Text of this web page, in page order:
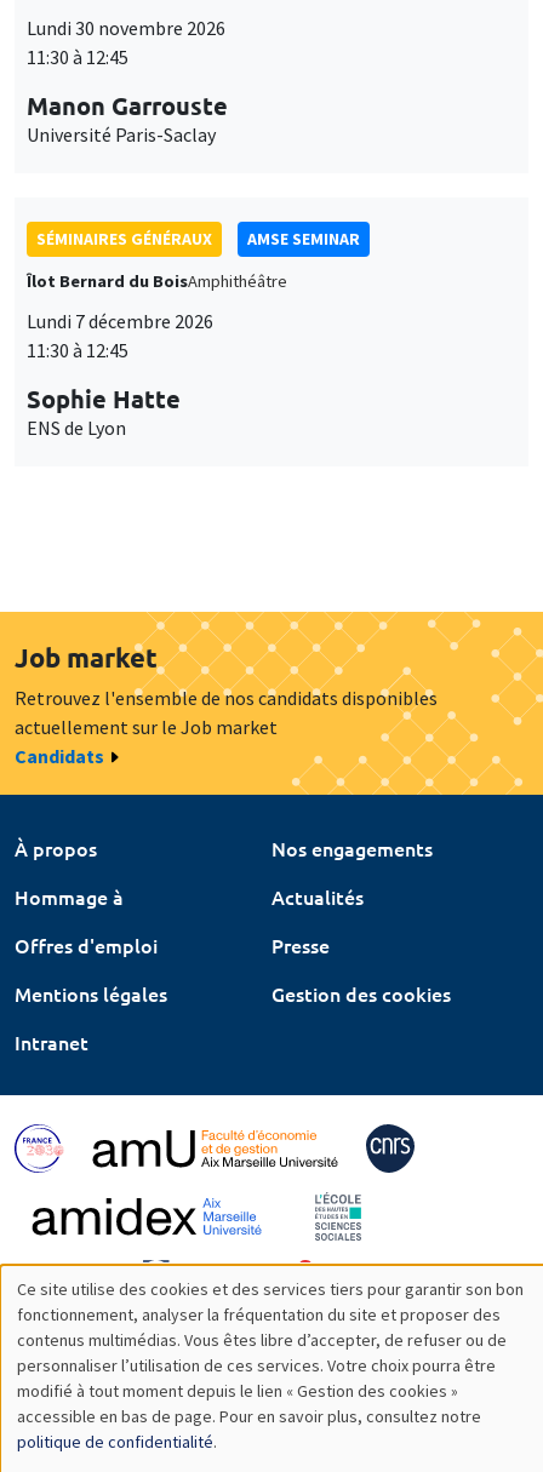
Lundi 30 novembre 2026
11:30 à 12:45
Manon Garrouste
Université Paris-Saclay
SÉMINAIRES GÉNÉRAUX
AMSE SEMINAR
Îlot Bernard du BoisAmphithéâtre
Lundi 7 décembre 2026
11:30 à 12:45
Sophie Hatte
ENS de Lyon
Job market
Retrouvez l'ensemble de nos candidats disponibles
actuellement sur le Job market
Candidats
À propos
Nos engagements
Hommage à
Actualités
Offres d'emploi
Presse
Mentions légales
Gestion des cookies
Intranet
Utilisation
des
données
personnelles
Ce site utilise des cookies et des services tiers pour garantir son bon
fonctionnement, analyser la fréquentation du site et proposer des
contenus multimédias. Vous êtes libre d’accepter, de refuser ou de
personnaliser l’utilisation de ces services. Votre choix pourra être
modifié à tout moment depuis le lien « Gestion des cookies »
accessible en bas de page. Pour en savoir plus, consultez notre
politique de confidentialité.